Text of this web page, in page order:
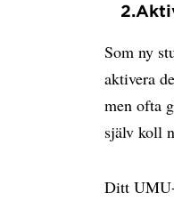
2.
Som ny
aktivera
men ofta
själv koll
Ditt